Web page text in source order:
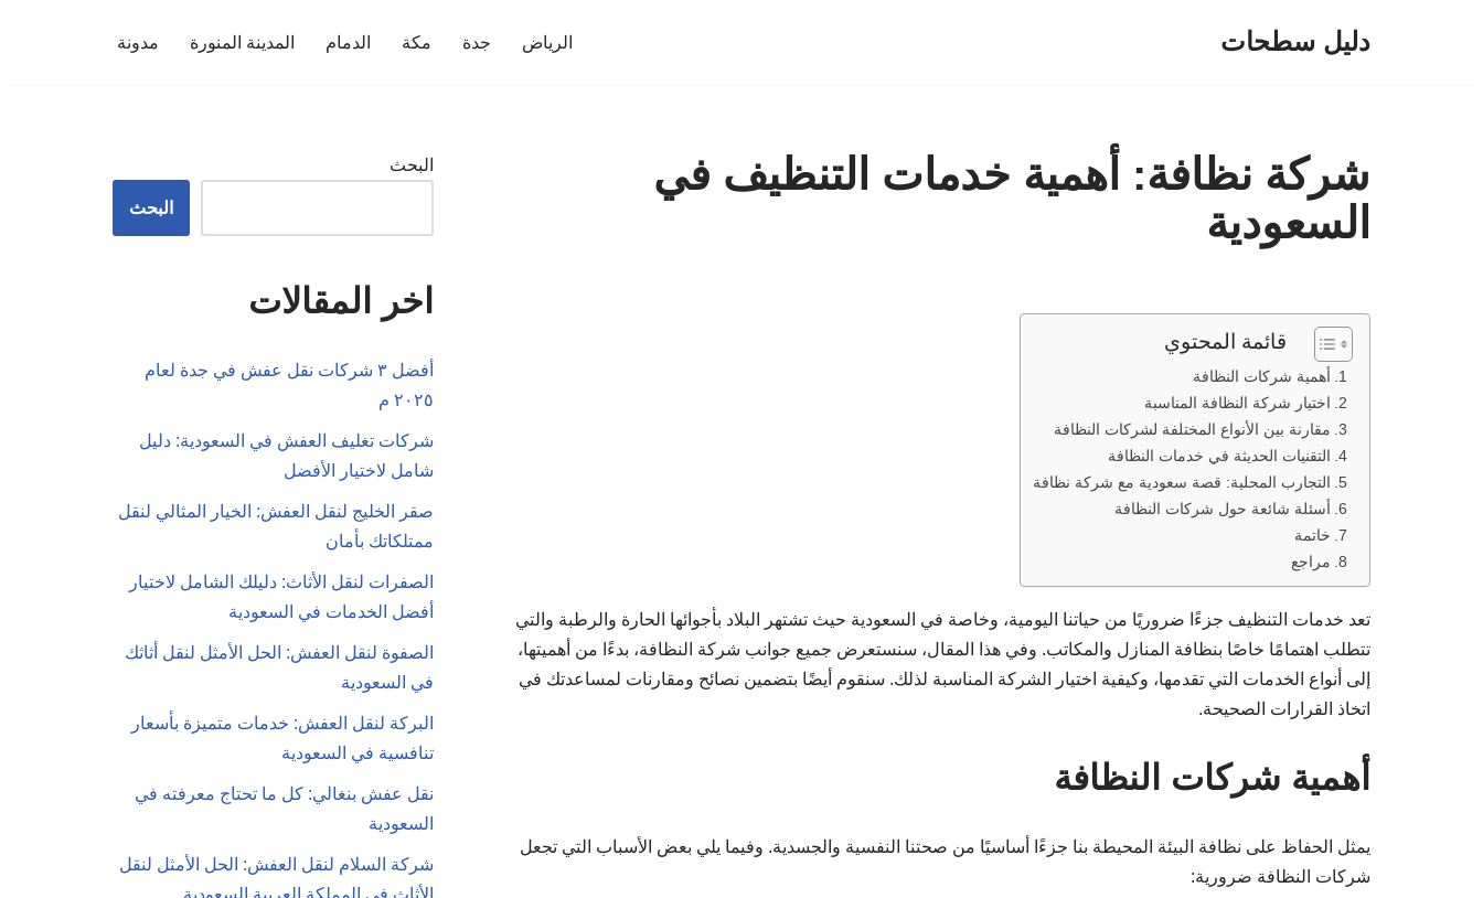
دليل سطحات الرياض جدة مكة الدمام المدينة المنورة مدونة
شركة نظافة: أهمية خدمات التنظيف في
السعودية
قائمة المحتوي
أهمية شركات النظافة
اختيار شركة النظافة المناسبة
مقارنة بين الأنواع المختلفة لشركات النظافة
التقنيات الحديثة في خدمات النظافة
التجارب المحلية: قصة سعودية مع شركة نظافة
أسئلة شائعة حول شركات النظافة
خاتمة
مراجع
تعد خدمات التنظيف جزءًا ضروريًا من حياتنا اليومية، وخاصة في السعودية حيث تشتهر البلاد بأجوائها الحارة والرطبة والتي
تتطلب اهتمامًا خاصًا بنظافة المنازل والمكاتب. وفي هذا المقال، سنستعرض جميع جوانب شركة النظافة، بدءًا من أهميتها،
إلى أنواع الخدمات التي تقدمها، وكيفية اختيار الشركة المناسبة لذلك. سنقوم أيضًا بتضمين نصائح ومقارنات لمساعدتك في
اتخاذ القرارات الصحيحة.
أهمية شركات النظافة
يمثل الحفاظ على نظافة البيئة المحيطة بنا جزءًا أساسيًا من صحتنا النفسية والجسدية. وفيما يلي بعض الأسباب التي تجعل
شركات النظافة ضرورية:
البحث
البحث
اخر المقالات
أفضل ٣ شركات نقل عفش في جدة لعام
٢٠٢٥ م
شركات تغليف العفش في السعودية: دليل
شامل لاختيار الأفضل
صقر الخليج لنقل العفش: الخيار المثالي لنقل
ممتلكاتك بأمان
الصفرات لنقل الأثاث: دليلك الشامل لاختيار
أفضل الخدمات في السعودية
الصفوة لنقل العفش: الحل الأمثل لنقل أثاثك
في السعودية
البركة لنقل العفش: خدمات متميزة بأسعار
تنافسية في السعودية
نقل عفش بنغالي: كل ما تحتاج معرفته في
السعودية
شركة السلام لنقل العفش: الحل الأمثل لنقل
الأثاث في المملكة العربية السعودية